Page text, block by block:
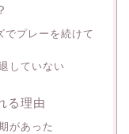
でプレーを続けて
していない
る理由
があった